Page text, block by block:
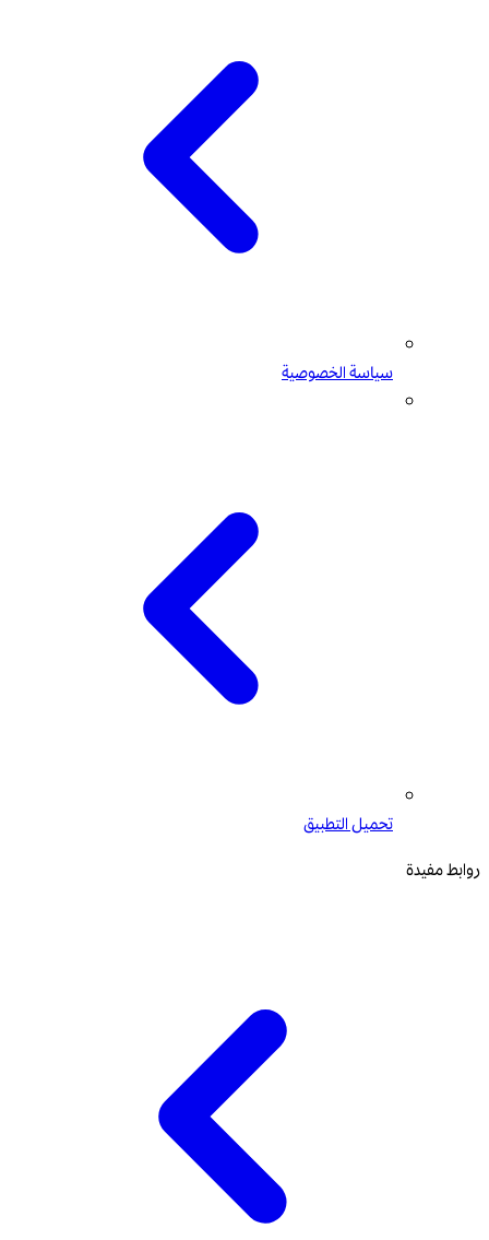
سياسة الخصوصية
تحميل التطبيق
روابط مفيدة